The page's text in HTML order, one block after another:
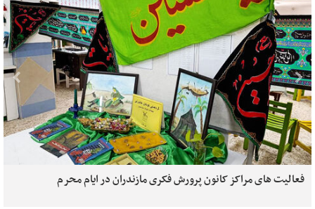
فعالیت های مراکز کانون پرورش فکری مازندران در ایام محرم